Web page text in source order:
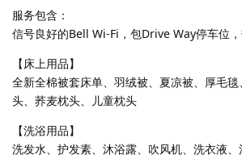
服务包含：
信号良好的Bell Wi-Fi，包Drive Way停车位
【床上用品】
全新全棉被套床单、羽绒被、夏凉被、厚毛
头、荞麦枕头、儿童枕头
【洗浴用品】
洗发水、护发素、沐浴露、吹风机、洗衣液